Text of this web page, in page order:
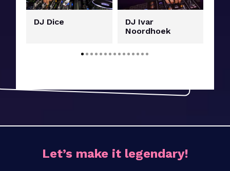
DJ Dice
DJ Ivar
Noordhoek
Let’s make it legendary!